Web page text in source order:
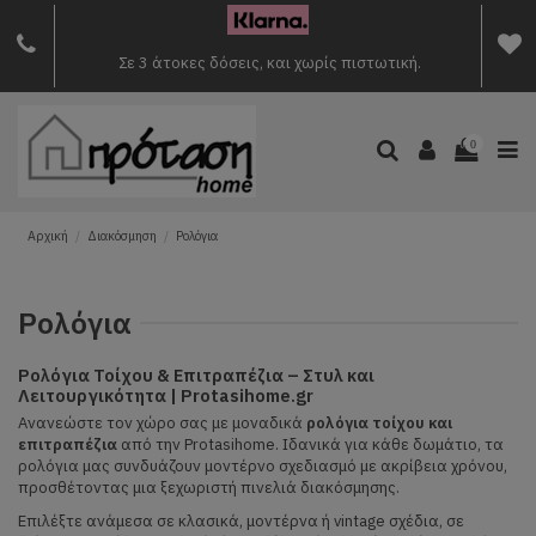
Σε 3 άτοκες δόσεις, και χωρίς πιστωτική.
0
Αρχική Διακόσμηση Ρολόγια
Ρολόγια
Ρολόγια Τοίχου & Επιτραπέζια – Στυλ και
Λειτουργικότητα | Protasihome.gr
Ανανεώστε τον χώρο σας με μοναδικά ρολόγια τοίχου και
επιτραπέζια από την Protasihome. Ιδανικά για κάθε δωμάτιο, τα
ρολόγια μας συνδυάζουν μοντέρνο σχεδιασμό με ακρίβεια χρόνου,
προσθέτοντας μια ξεχωριστή πινελιά διακόσμησης.
Επιλέξτε ανάμεσα σε κλασικά, μοντέρνα ή vintage σχέδια, σε